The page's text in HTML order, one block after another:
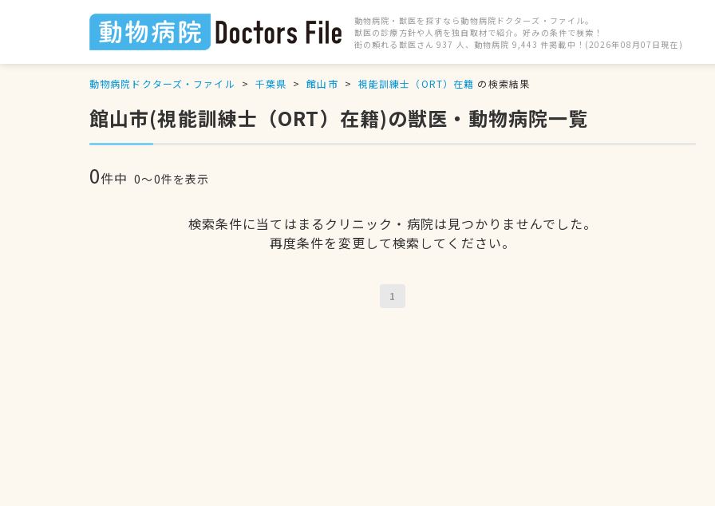
動物病院・獣医を探すなら動物病院ドクターズ・ファイル。
獣医の診療方針や人柄を独自取材で紹介。好みの条件で検索！
街の頼れる獣医さん 937 人、動物病院 9,443 件掲載中！(2026年08月07日現在)
動物病院ドクターズ・ファイル 千葉県 館山市 視能訓練士（ORT）在籍 の検索結果
館山市(視能訓練士（ORT）在籍)の獣医・動物病院一覧
0件中 0〜0件を表示
検索条件に当てはまるクリニック・病院は見つかりませんでした。
再度条件を変更して検索してください。
1